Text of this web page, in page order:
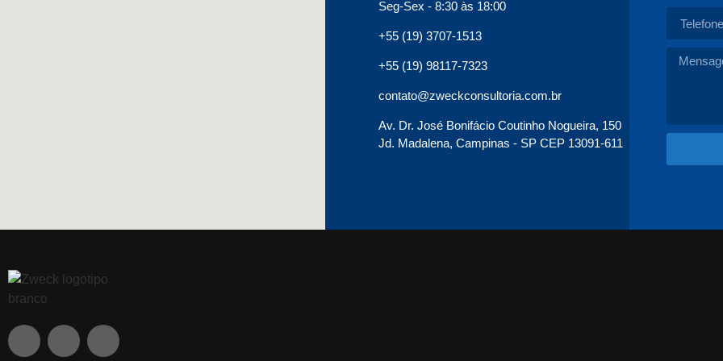
Seg-Sex - 8:30 às 18:00
+55 (19) 3707-1513
+55 (19) 98117-7323
contato@zweckconsultoria.com.br
Av. Dr. José Bonifácio Coutinho Nogueira, 150
Jd. Madalena, Campinas - SP CEP 13091-611